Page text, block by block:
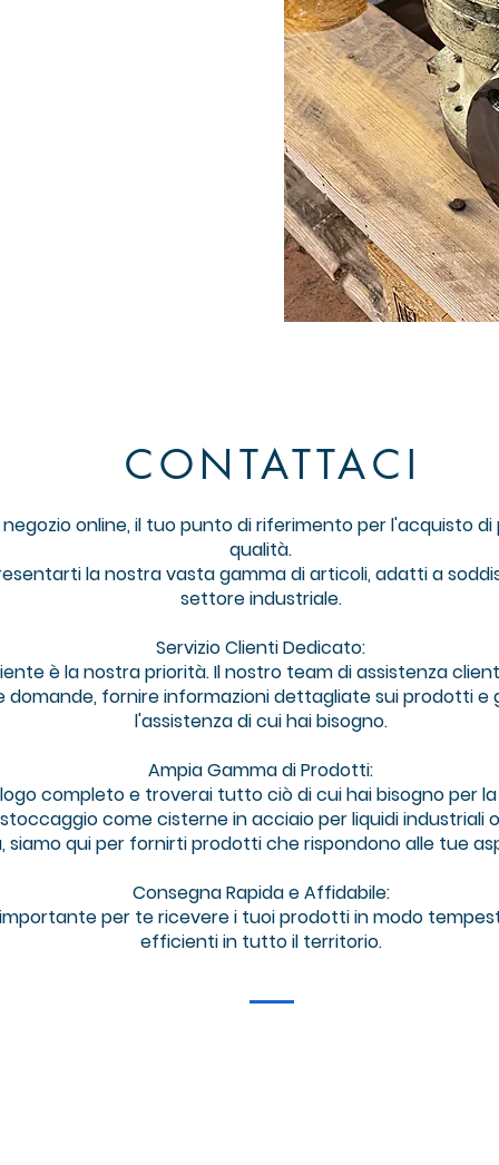
CONTATTACI
online, il tuo punto di riferimento per l'acquisto
qualità.
la nostra vasta gamma di articoli, adatti a
settore industriale.
Servizio Clienti Dedicato:
è la nostra priorità. Il nostro team di assistenza
domande, fornire informazioni dettagliate sui prodotti
l'assistenza di cui hai bisogno.
Ampia Gamma di Prodotti:
completo e troverai tutto ciò di cui hai bisogno per
come cisterne in acciaio per liquidi industriali
siamo qui per fornirti prodotti che rispondono alle tue
Consegna Rapida e Affidabile:
per te ricevere i tuoi prodotti in modo
efficienti in tutto il territorio.